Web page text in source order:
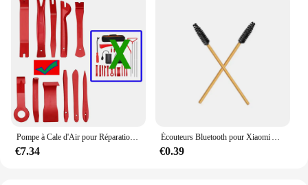
Pompe à Cale d'Air pour Réparation de Porte de Voiture, Outil Manuel d'Urgence, Déverrouillage Ouvert, Pince à Longue Portée, Clé Perdue
€7.34
Écouteurs Bluetooth pour Xiaomi AirPods Pro 3 2 1, outil de livres, kit de nettoyage de boîtier d'écouteurs durable, stylo brosse propre, Airdots 3Pro
€0.39